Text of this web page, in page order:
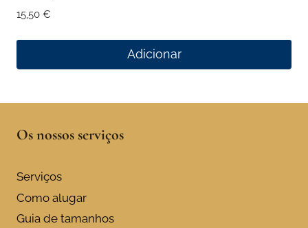
15,50 €
Adicionar
Os nossos serviços
Serviços
Como alugar
Guia de tamanhos